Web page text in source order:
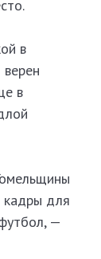
в
в
кадры для
—